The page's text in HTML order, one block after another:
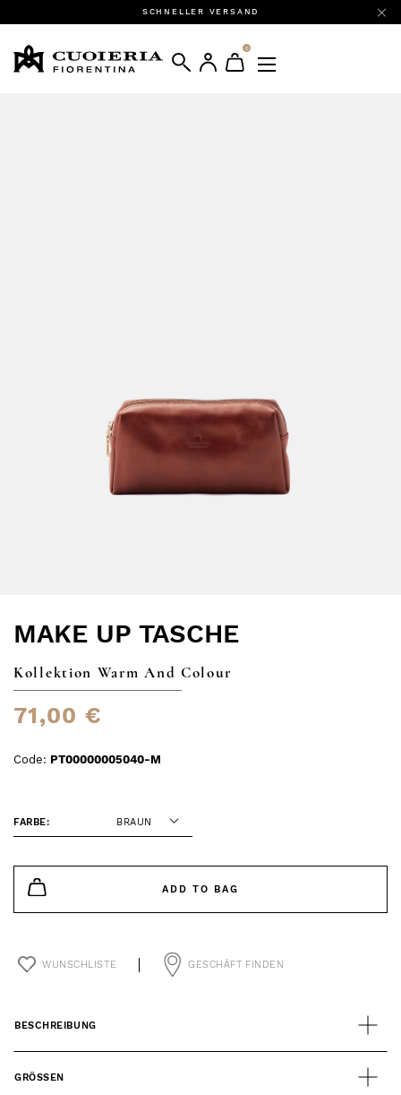
SCHNELLER VERSAND
0
MAKE UP TASCHE
Kollektion Warm And Colour
71,00 €
Code: PT00000005040-M
FARBE: BRAUN
ADD TO BAG
WUNSCHLISTE GESCHÄFT FINDEN
BESCHREIBUNG
GRÖSSEN